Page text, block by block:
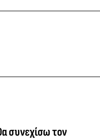
συνεχίσω τον